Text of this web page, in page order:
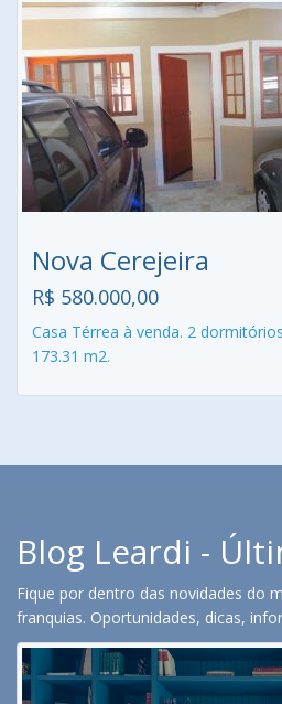
Nova Cerejeira
R$ 580.000,00
Casa Térrea à venda. 2
173.31 m2.
Blog Leardi -
Fique por dentro das novidades do
franquias. Oportunidades, dicas,